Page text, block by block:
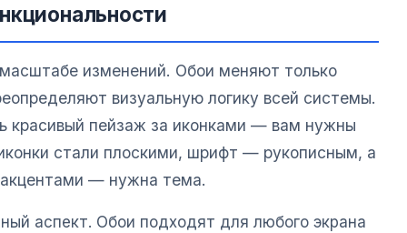
изменений. Обои меняют только
визуальную логику всей системы.
красивый пейзаж за иконками — вам нужны
стали плоскими, шрифт — рукописным, а
— нужна тема.
аспект. Обои подходят для любого экрана